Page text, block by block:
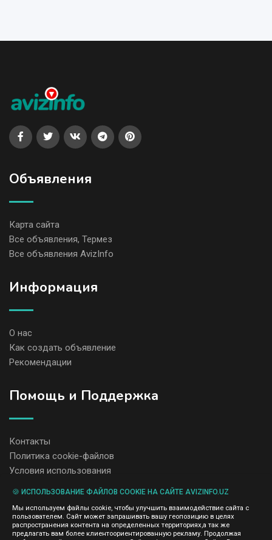
Объявления
Карта сайта
Все объявления, Термез
Все объявления AvizInfo
Информация
О нас
Как создать объявление
Рекомендации
Помощь и Поддержка
Контакты
Политика cookie-файлов
Условия использования
содержание размещенных объявлений.
Мы ценим конфиденциальность наших пользователей. Мы не
передаем и не продаем личную информацию зарегистрированных
🍪 ИСПОЛЬЗОВАНИЕ ФАЙЛОВ COOKIE НА САЙТЕ AVIZINFO.UZ
Мы используем файлы cookie, чтобы улучшить взаимодействие сайта с
пользователем. Сайт может запрашивать вашу геопозицию в целях
распространения контента на определенных территориях,а так же
предлагать вам более клиентоориентированную рекламу. Продолжая